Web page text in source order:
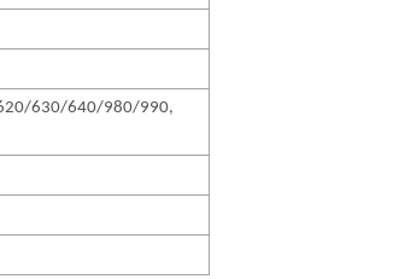
630/640/980/990,